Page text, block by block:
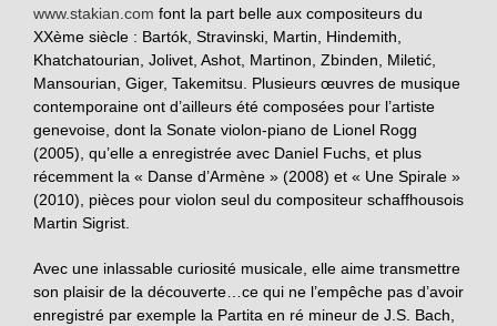
www.stakian.com font la part belle aux compositeurs du
XXème siècle : Bartók, Stravinski, Martin, Hindemith,
Khatchatourian, Jolivet, Ashot, Martinon, Zbinden, Miletić,
Mansourian, Giger, Takemitsu. Plusieurs œuvres de musique
contemporaine ont d’ailleurs été composées pour l’artiste
genevoise, dont la Sonate violon-piano de Lionel Rogg
(2005), qu’elle a enregistrée avec Daniel Fuchs, et plus
récemment la « Danse d’Armène » (2008) et « Une Spirale »
(2010), pièces pour violon seul du compositeur schaffhousois
Martin Sigrist.
Avec une inlassable curiosité musicale, elle aime transmettre
son plaisir de la découverte…ce qui ne l’empêche pas d’avoir
enregistré par exemple la Partita en ré mineur de J.S. Bach,